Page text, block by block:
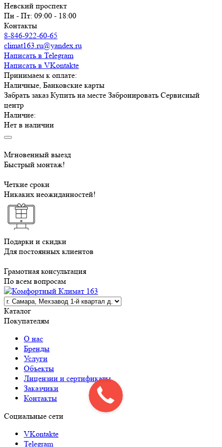
Невский проспект
Пн - Пт: 09:00 - 18:00
Контакты
8-846-922-60-65
climat163.ru@yandex.ru
Написать в Telegram
Написать в VKontakte
Принимаем к оплате:
Наличные, Банковские карты
Забрать заказ Купить на месте Забронировать Сервисный
центр
Наличие:
Нет в наличии
Мгновенный выезд
Быстрый монтаж!
Четкие сроки
Никаких неожиданностей!
Подарки и скидки
Для постоянных клиентов
Грамотная консультация
По всем вопросам
Каталог
Покупателям
О нас
Бренды
Услуги
Объекты
Лицензии и сертификаты
Заказчики
Контакты
Социальные сети
VKontakte
Telegram